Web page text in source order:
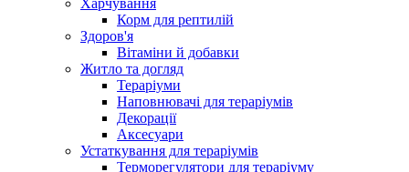
Харчування
Корм для рептилій
Здоров'я
Вітаміни й добавки
Житло та догляд
Тераріуми
Наповнювачі для тераріумів
Декорації
Аксесуари
Устаткування для тераріумів
Терморегулятори для тераріуму